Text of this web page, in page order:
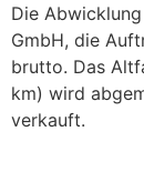
Die
GmbH, die
brutto. Das
km) wird
verkauft.